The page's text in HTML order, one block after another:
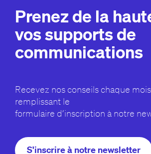
Prenez de la
vos supports de
communications
Recevez nos conseils chaque
remplissant le
formulaire d’inscription à notre
S'inscrire à notre newsletter